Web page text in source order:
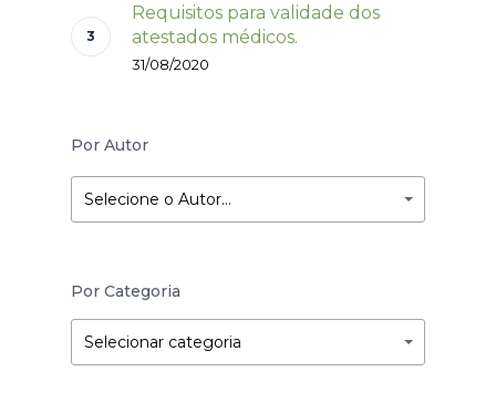
Requisitos para validade dos
atestados médicos.
31/08/2020
Por Autor
Selecione o Autor…
Por Categoria
Por
Categoria
Selecionar categoria
Categoria